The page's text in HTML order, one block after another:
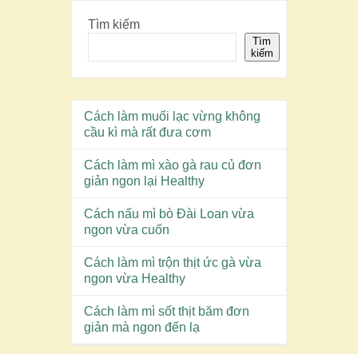
Tìm kiếm
Tìm
kiếm
Cách làm muối lạc vừng không
cầu kì mà rất đưa cơm
Cách làm mì xào gà rau củ đơn
giản ngon lại Healthy
Cách nấu mì bò Đài Loan vừa
ngon vừa cuốn
Cách làm mì trộn thịt ức gà vừa
ngon vừa Healthy
Cách làm mì sốt thịt băm đơn
giản mà ngon đến lạ